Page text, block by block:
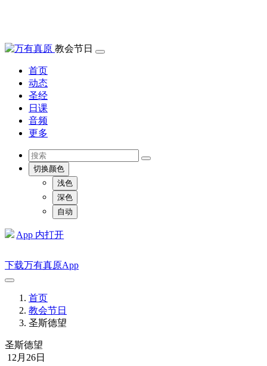
教会节日
首页
动态
圣经
日课
音频
更多
切换颜色
浅色
深色
自动
App 内打开
下载万有真原App
首页
教会节日
圣斯德望
圣斯德望
12月26日